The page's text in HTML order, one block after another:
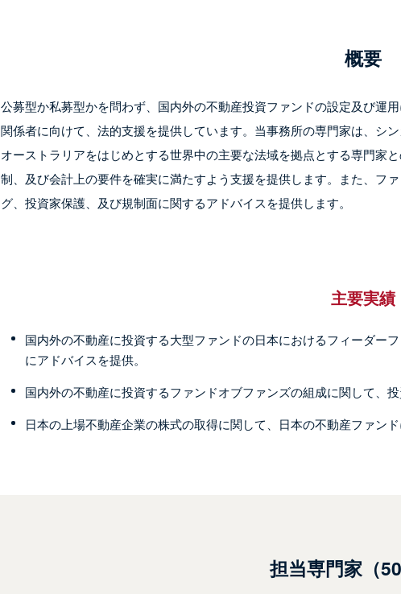
概要
公募型か私募型かを問わず、国内外の不動産投資ファンドの設定及び運
関係者に向けて、法的支援を提供しています。当事務所の専門家は、シ
オーストラリアをはじめとする世界中の主要な法域を拠点とする専門家
制、及び会計上の要件を確実に満たすよう支援を提供します。また、フ
グ、投資家保護、及び規制面に関するアドバイスを提供します。
主要実績
国内外の不動産に投資する大型ファンドの日本におけるフィーダー
にアドバイスを提供。
国内外の不動産に投資するファンドオブファンズの組成に関して、
日本の上場不動産企業の株式の取得に関して、日本の不動産ファンド
担当専門家（50